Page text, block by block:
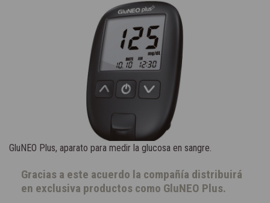
GluNEO Plus, aparato para medir la glucosa en sangre.
Gracias a este acuerdo la compañía distribuirá
en exclusiva productos como GluNEO Plus.